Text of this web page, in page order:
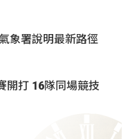
象署說明最新路徑
開打 16隊同場競技